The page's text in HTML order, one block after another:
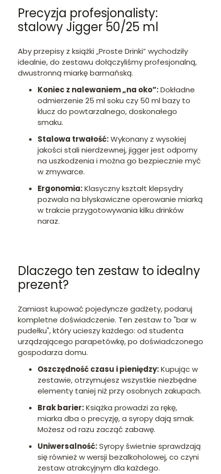
Precyzja profesjonalisty:
stalowy Jigger 50/25 ml
Aby przepisy z książki „Proste Drinki” wychodziły
idealnie, do zestawu dołączyliśmy profesjonalną,
dwustronną miarkę barmańską.
Koniec z nalewaniem „na oko”:Dokładne
odmierzenie 25 ml soku czy 50 ml bazy to
klucz do powtarzalnego, doskonałego
smaku.
Stalowa trwałość:Wykonany z wysokiej
jakości stali nierdzewnej, jigger jest odporny
na uszkodzenia i można go bezpiecznie myć
w zmywarce.
Ergonomia:Klasyczny kształt klepsydry
pozwala na błyskawiczne operowanie miarką
w trakcie przygotowywania kilku drinków
naraz.
Dlaczego ten zestaw to idealny
prezent?
Zamiast kupować pojedyncze gadżety, podaruj
kompletne doświadczenie. Ten zestaw to "bar w
pudełku", który ucieszy każdego: od studenta
urządzającego parapetówkę, po doświadczonego
gospodarza domu.
Oszczędność czasu i pieniędzy:Kupując w
zestawie, otrzymujesz wszystkie niezbędne
elementy taniej niż przy osobnych zakupach.
Brak barier:Książka prowadzi za rękę,
miarka dba o precyzję, a syropy dają smak.
Możesz od razu zacząć zabawę.
Uniwersalność:Syropy świetnie sprawdzają
się również w wersji bezalkoholowej, co czyni
zestaw atrakcyjnym dla każdego.